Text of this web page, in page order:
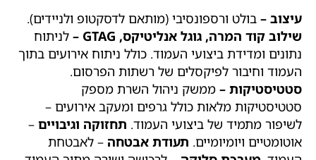
עיצוב – בולט ורספונסיבי (מותאם לדסקטופ ולניידים).
שילוב קוד המרה, גוגל אנליטיקס, GTAG –
לניתוח
נתונים ומדידת ביצועי העמוד. כולל ניתוח אירועים בתוך
העמוד וחיבור לפיקסלים של רשתות הפרסום.
סטטיסטיקות – ממשק ניהול השרת מספק
סטטיסטיקות מלאות כולל גרפים ומעקב אירועים –
לשיפור מתמיד של ביצועי העמוד. תחזוקה וגיבויים –
אוטומטיים ויומיומיים. תעודת אבטחה – לאבטחת